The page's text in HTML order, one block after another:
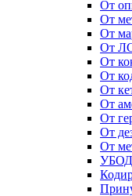
От
От
От
От
От
От
От
От
От
От
От
УБОД